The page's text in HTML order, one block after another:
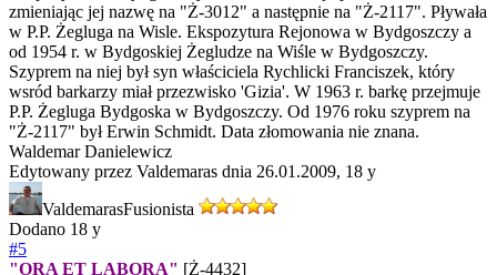
zmieniając jej nazwę na "Ż-3012" a następnie na "Ż-2117". Pływała
w P.P. Żegluga na Wisle. Ekspozytura Rejonowa w Bydgoszczy a
od 1954 r. w Bydgoskiej Żegludze na Wiśle w Bydgoszczy.
Szyprem na niej był syn właściciela Rychlicki Franciszek, który
wsród barkarzy miał przezwisko 'Gizia'. W 1963 r. barkę przejmuje
P.P. Żegluga Bydgoska w Bydgoszczy. Od 1976 roku szyprem na
"Ż-2117" był Erwin Schmidt. Data złomowania nie znana.
Waldemar Danielewicz
Edytowany przez Valdemaras dnia 26.01.2009, 18 y
ValdemarasFusionista
Dodano 18 y
#5
"ORA ET LABORA" [Ż-4432]